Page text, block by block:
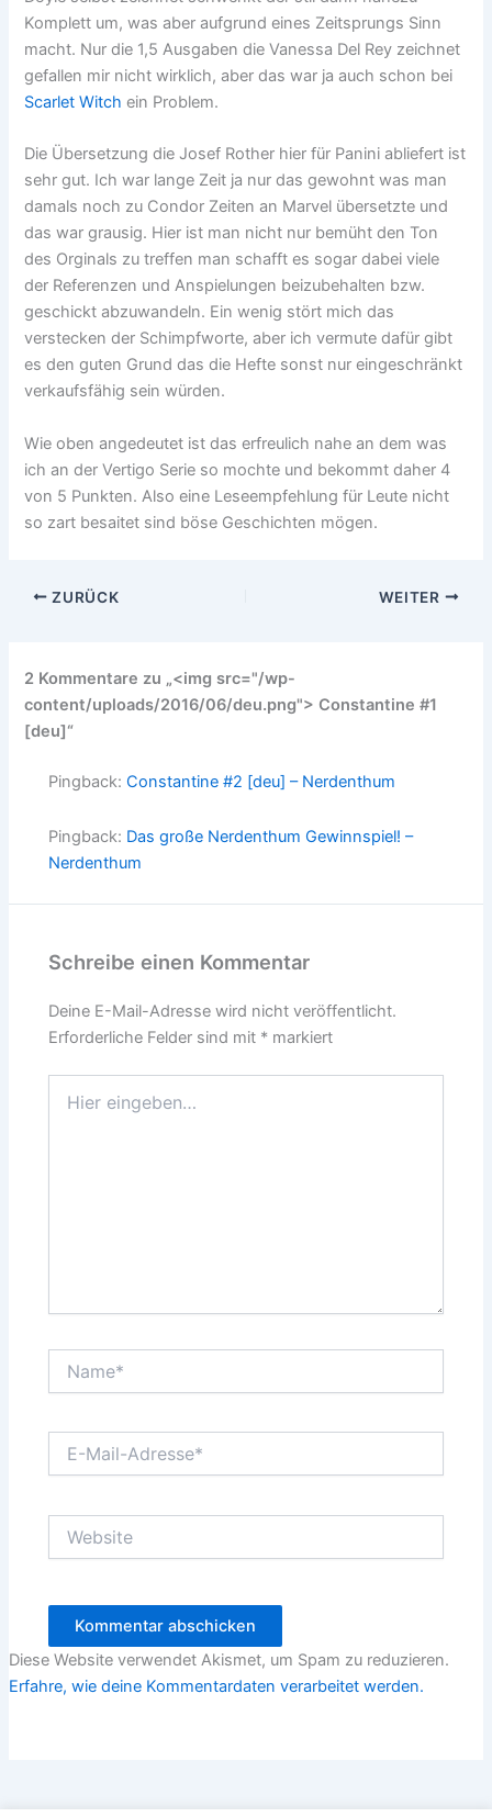
Komplett um, was aber aufgrund eines Zeitsprungs Sinn
macht. Nur die 1,5 Ausgaben die Vanessa Del Rey zeichnet
gefallen mir nicht wirklich, aber das war ja auch schon bei
Scarlet Witch ein Problem.
Die Übersetzung die Josef Rother hier für Panini abliefert ist
sehr gut. Ich war lange Zeit ja nur das gewohnt was man
damals noch zu Condor Zeiten an Marvel übersetzte und
das war grausig. Hier ist man nicht nur bemüht den Ton
des Orginals zu treffen man schafft es sogar dabei viele
der Referenzen und Anspielungen beizubehalten bzw.
geschickt abzuwandeln. Ein wenig stört mich das
verstecken der Schimpfworte, aber ich vermute dafür gibt
es den guten Grund das die Hefte sonst nur eingeschränkt
verkaufsfähig sein würden.
Wie oben angedeutet ist das erfreulich nahe an dem was
ich an der Vertigo Serie so mochte und bekommt daher 4
von 5 Punkten. Also eine Leseempfehlung für Leute nicht
so zart besaitet sind böse Geschichten mögen.
ZURÜCK WEITER
2 Kommentare zu „<img src="/wp-
content/uploads/2016/06/deu.png"> Constantine #1
[deu]“
Pingback:Constantine #2 [deu] – Nerdenthum
Pingback: Das große Nerdenthum Gewinnspiel! –
Nerdenthum
Schreibe einen Kommentar
Deine E-Mail-Adresse wird nicht veröffentlicht.
Erforderliche Felder sind mit * markiert
eingeben…
Mail-
Diese Website verwendet Akismet, um Spam zu reduzieren.
Erfahre, wie deine Kommentardaten verarbeitet werden.